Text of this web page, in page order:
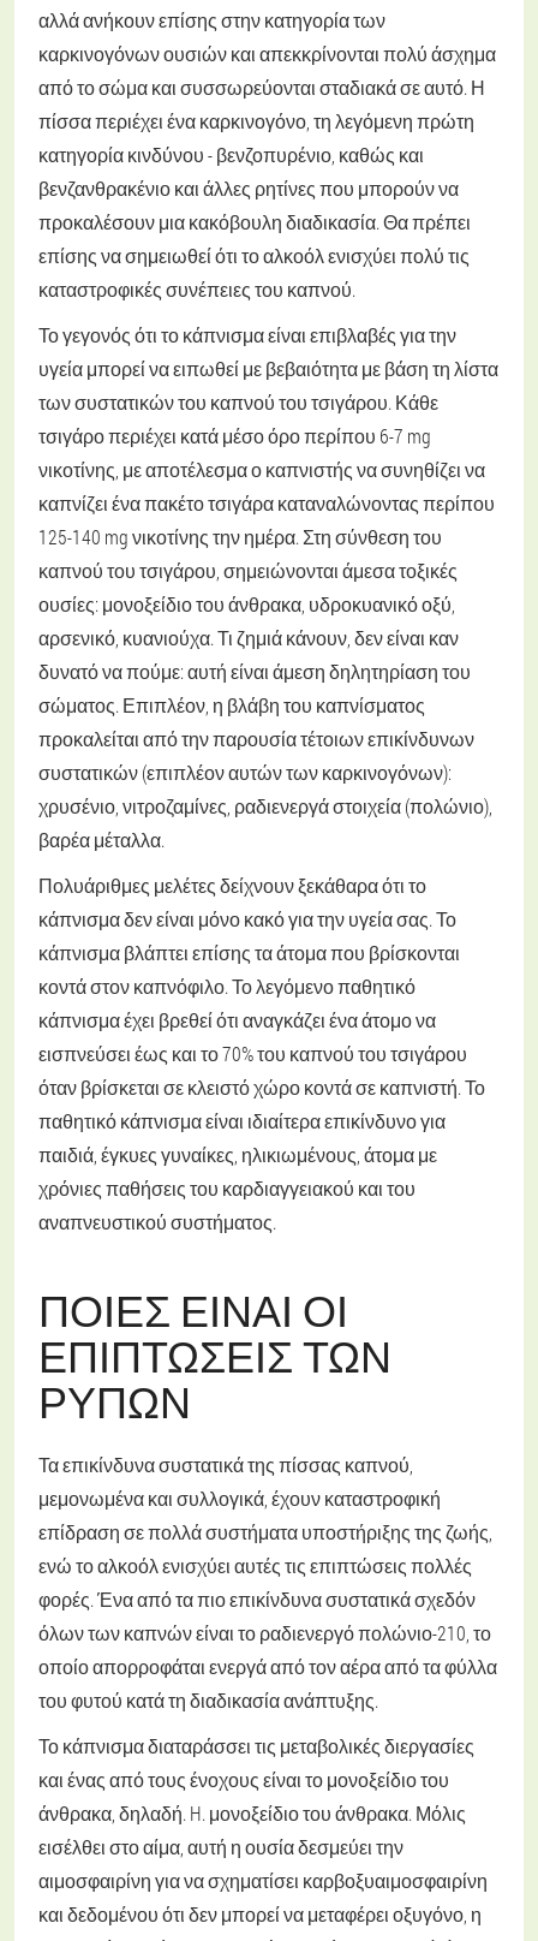
αλλά ανήκουν επίσης στην κατηγορία των
καρκινογόνων ουσιών και απεκκρίνονται πολύ άσχημα
από το σώμα και συσσωρεύονται σταδιακά σε αυτό. Η
πίσσα περιέχει ένα καρκινογόνο, τη λεγόμενη πρώτη
κατηγορία κινδύνου - βενζοπυρένιο, καθώς και
βενζανθρακένιο και άλλες ρητίνες που μπορούν να
προκαλέσουν μια κακόβουλη διαδικασία. Θα πρέπει
επίσης να σημειωθεί ότι το αλκοόλ ενισχύει πολύ τις
καταστροφικές συνέπειες του καπνού.
Το γεγονός ότι το κάπνισμα είναι επιβλαβές για την
υγεία μπορεί να ειπωθεί με βεβαιότητα με βάση τη λίστα
των συστατικών του καπνού του τσιγάρου. Κάθε
τσιγάρο περιέχει κατά μέσο όρο περίπου 6-7 mg
νικοτίνης, με αποτέλεσμα ο καπνιστής να συνηθίζει να
καπνίζει ένα πακέτο τσιγάρα καταναλώνοντας περίπου
125-140 mg νικοτίνης την ημέρα. Στη σύνθεση του
καπνού του τσιγάρου, σημειώνονται άμεσα τοξικές
ουσίες: μονοξείδιο του άνθρακα, υδροκυανικό οξύ,
αρσενικό, κυανιούχα. Τι ζημιά κάνουν, δεν είναι καν
δυνατό να πούμε: αυτή είναι άμεση δηλητηρίαση του
σώματος. Επιπλέον, η βλάβη του καπνίσματος
προκαλείται από την παρουσία τέτοιων επικίνδυνων
συστατικών (επιπλέον αυτών των καρκινογόνων):
χρυσένιο, νιτροζαμίνες, ραδιενεργά στοιχεία (πολώνιο),
βαρέα μέταλλα.
Πολυάριθμες μελέτες δείχνουν ξεκάθαρα ότι το
κάπνισμα δεν είναι μόνο κακό για την υγεία σας. Το
κάπνισμα βλάπτει επίσης τα άτομα που βρίσκονται
κοντά στον καπνόφιλο. Το λεγόμενο παθητικό
κάπνισμα έχει βρεθεί ότι αναγκάζει ένα άτομο να
εισπνεύσει έως και το 70% του καπνού του τσιγάρου
όταν βρίσκεται σε κλειστό χώρο κοντά σε καπνιστή. Το
παθητικό κάπνισμα είναι ιδιαίτερα επικίνδυνο για
παιδιά, έγκυες γυναίκες, ηλικιωμένους, άτομα με
χρόνιες παθήσεις του καρδιαγγειακού και του
αναπνευστικού συστήματος.
ΠΟΙΕΣ ΕΊΝΑΙ ΟΙ
ΕΠΙΠΤΏΣΕΙΣ ΤΩΝ
ΡΎΠΩΝ
Τα επικίνδυνα συστατικά της πίσσας καπνού,
μεμονωμένα και συλλογικά, έχουν καταστροφική
επίδραση σε πολλά συστήματα υποστήριξης της ζωής,
ενώ το αλκοόλ ενισχύει αυτές τις επιπτώσεις πολλές
φορές. Ένα από τα πιο επικίνδυνα συστατικά σχεδόν
όλων των καπνών είναι το ραδιενεργό πολώνιο-210, το
οποίο απορροφάται ενεργά από τον αέρα από τα φύλλα
του φυτού κατά τη διαδικασία ανάπτυξης.
Το κάπνισμα διαταράσσει τις μεταβολικές διεργασίες
και ένας από τους ένοχους είναι το μονοξείδιο του
άνθρακα, δηλαδή. H. μονοξείδιο του άνθρακα. Μόλις
εισέλθει στο αίμα, αυτή η ουσία δεσμεύει την
αιμοσφαιρίνη για να σχηματίσει καρβοξυαιμοσφαιρίνη
και δεδομένου ότι δεν μπορεί να μεταφέρει οξυγόνο, η